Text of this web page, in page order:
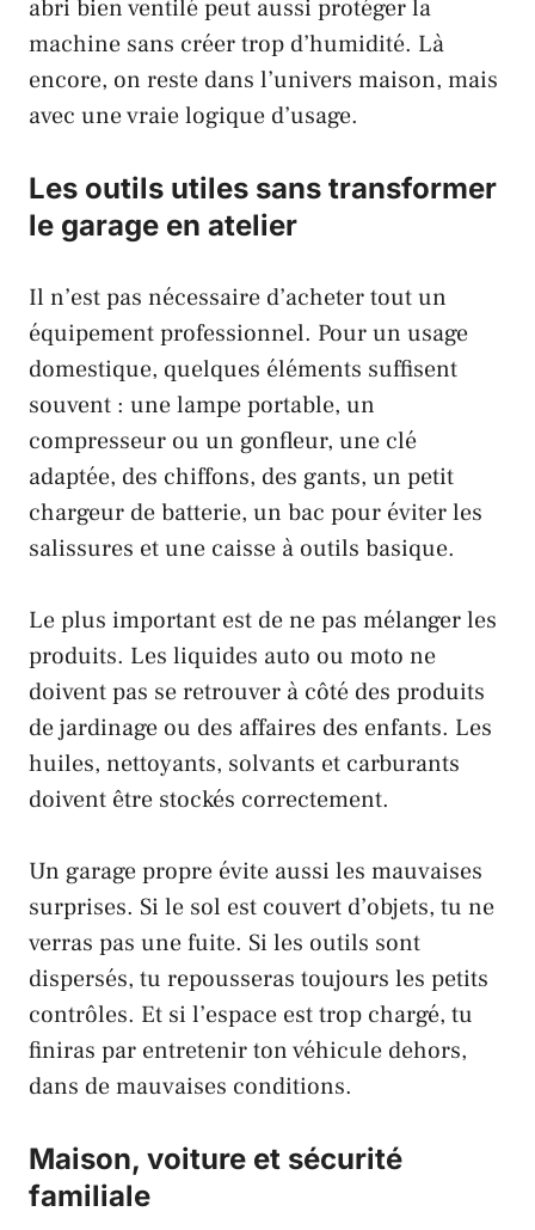
abri bien ventilé peut aussi protéger la
machine sans créer trop d’humidité. Là
encore, on reste dans l’univers maison, mais
avec une vraie logique d’usage.
Les outils utiles sans transformer
le garage en atelier
Il n’est pas nécessaire d’acheter tout un
équipement professionnel. Pour un usage
domestique, quelques éléments suffisent
souvent : une lampe portable, un
compresseur ou un gonfleur, une clé
adaptée, des chiffons, des gants, un petit
chargeur de batterie, un bac pour éviter les
salissures et une caisse à outils basique.
Le plus important est de ne pas mélanger les
produits. Les liquides auto ou moto ne
doivent pas se retrouver à côté des produits
de jardinage ou des affaires des enfants. Les
huiles, nettoyants, solvants et carburants
doivent être stockés correctement.
Un garage propre évite aussi les mauvaises
surprises. Si le sol est couvert d’objets, tu ne
verras pas une fuite. Si les outils sont
dispersés, tu repousseras toujours les petits
contrôles. Et si l’espace est trop chargé, tu
finiras par entretenir ton véhicule dehors,
dans de mauvaises conditions.
Maison, voiture et sécurité
familiale